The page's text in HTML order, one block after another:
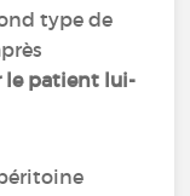
type de
le patient lui-